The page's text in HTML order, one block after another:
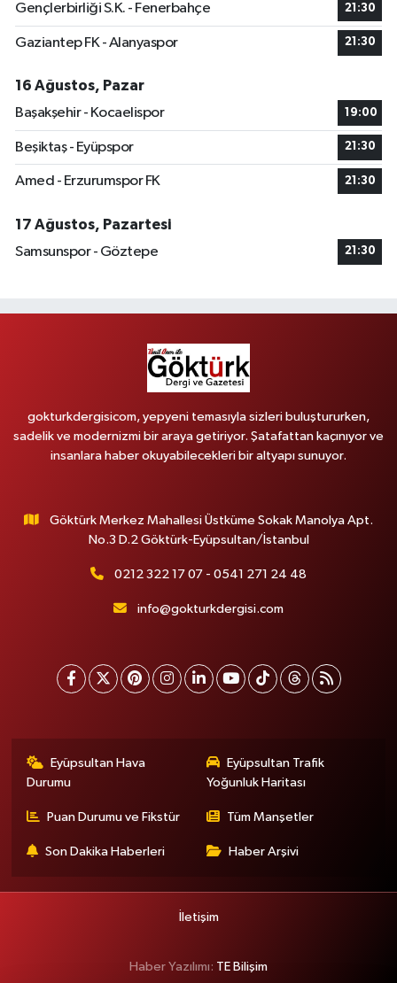
Gençlerbirliği S.K. - Fenerbahçe 21:30
Gaziantep FK - Alanyaspor 21:30
16 Ağustos, Pazar
Başakşehir - Kocaelispor
19:00
Beşiktaş - Eyüpspor 21:30
Amed - Erzurumspor FK 21:30
17 Ağustos, Pazartesi
Samsunspor - Göztepe
21:30
gokturkdergisicom, yepyeni temasıyla sizleri buluştururken,
sadelik ve modernizmi bir araya getiriyor. Şatafattan kaçınıyor ve
insanlara haber okuyabilecekleri bir altyapı sunuyor.
Göktürk Merkez Mahallesi Üstküme Sokak Manolya Apt.
No.3 D.2 Göktürk-Eyüpsultan/İstanbul
0212 322 17 07 - 0541 271 24 48
info@gokturkdergisi.com
Eyüpsultan Hava
Durumu
Eyüpsultan Trafik
Yoğunluk Haritası
Puan Durumu ve Fikstür Tüm Manşetler
Son Dakika Haberleri Haber Arşivi
İletişim
Haber Yazılımı: TE Bilişim